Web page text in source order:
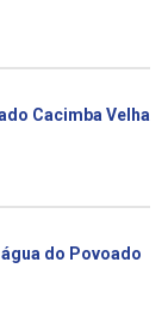
Cacimba Velha
do Povoado